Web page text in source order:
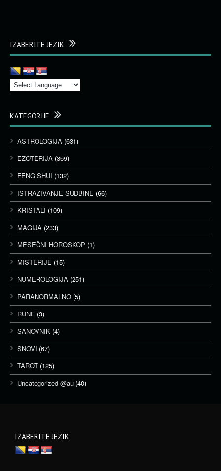
IZABERITE JEZIK
KATEGORIJE
ASTROLOGIJA (631)
EZOTERIJA (369)
FENG SHUI (132)
ISTRAŽIVANJE SUDBINE (66)
KRISTALI (109)
MAGIJA (233)
MESEČNI HOROSKOP (1)
MISTERIJE (15)
NUMEROLOGIJA (251)
PARANORMALNO (5)
RUNE (3)
SANOVNIK (4)
SNOVI (67)
TAROT (125)
Uncategorized @au (40)
IZABERITE JEZIK